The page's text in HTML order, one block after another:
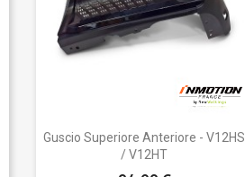
Anteprima
Guscio Superiore Anteriore - V12HS
/ V12HT